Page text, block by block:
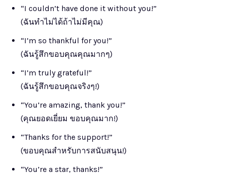
“I couldn’t have done it without you!”
(ฉันทำไม่ได้ถ้าไม่มีคุณ)
“I’m so thankful for you!”
(ฉันรู้สึกขอบคุณคุณมากๆ)
“I’m truly grateful!”
(ฉันรู้สึกขอบคุณจริงๆ!)
“You’re amazing, thank you!”
(คุณยอดเยี่ยม ขอบคุณมาก!)
“Thanks for the support!”
(ขอบคุณสำหรับการสนับสนุน!)
“You’re a star, thanks!”